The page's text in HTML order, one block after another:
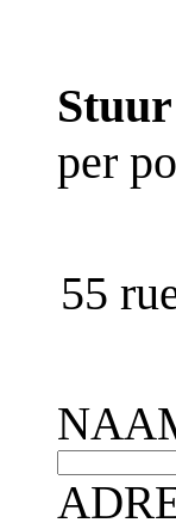
per
55